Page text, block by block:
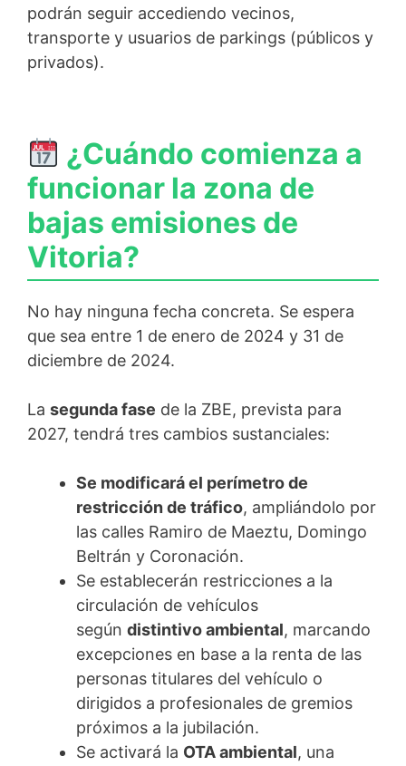
podrán seguir accediendo vecinos,
transporte y usuarios de parkings (públicos y
privados).
¿Cuándo comienza a
funcionar la zona de
bajas emisiones de
Vitoria?
No hay ninguna fecha concreta. Se espera
que sea entre 1 de enero de 2024 y 31 de
diciembre de 2024.
La segunda fase de la ZBE, prevista para
2027, tendrá tres cambios sustanciales:
Se modificará el perímetro de
restricción de tráfico, ampliándolo por
las calles Ramiro de Maeztu, Domingo
Beltrán y Coronación.
Se establecerán restricciones a la
circulación de vehículos
según distintivo ambiental, marcando
excepciones en base a la renta de las
personas titulares del vehículo o
dirigidos a profesionales de gremios
próximos a la jubilación.
Se activará la OTA ambiental, una